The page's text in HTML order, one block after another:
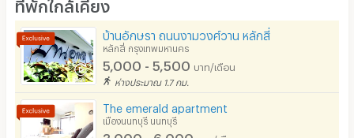
- * ตู้เย็น 2 ประตู Haier รุ่น HRF-THM20NS 7.2คิว
- * เตาไมโครเวฟ Electrolux รุ่น EMM20K18GW 20 ลิตร
(800 วัตต์)
- * SMART TV SHARP 40" รุ่น 40SA5500X
- * โคมไฟอ่านหนังสือ ikea บนโต๊ะทำงาน
โต๊ะ - เก้าอี้ทำงาน
เตาปรุงอาหาร
อนุญาตให้เลี้ยงสัตว์
อนุญาตให้สูบบุหรี่ในห้องพัก
โทรศัพท์สายตรง
ที่พักใกล้เคียง
บ้านอักษรา ถนนงามวงศ์วาน หลักสี่
หลักสี่ กรุงเทพมหานคร
5,000 - 5,500 บาท/เดือน
ห่างประมาณ 1.7 กม.
The emerald apartment
เมืองนนทบุรี นนทบุรี